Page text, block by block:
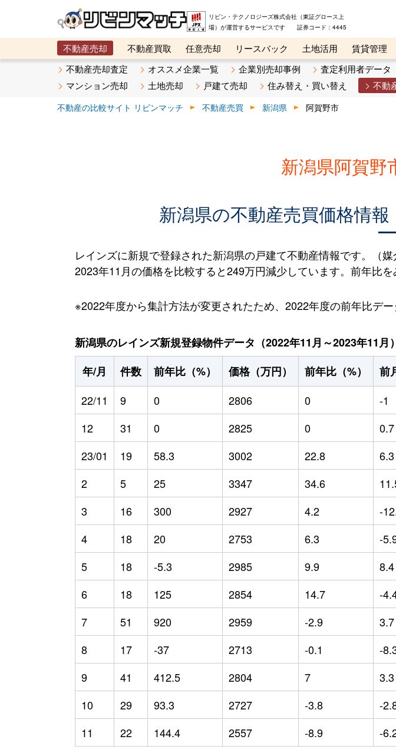
リビン・テクノロジーズ株式会社（東証グロース上
場）が運営するサービスです 証券コード：4445
不動産売却 不動産買取 任意売却 リースバック 土地活用 賃貸管理
メタ住宅展示場
ベスト不動産カンパニー オンライン講座 リビンマガジンBiz
不動産売却査定 オススメ企業一覧 企業別売却事例 査定利用者データ
マンション売却
土地売却 戸建て売却 住み替え・買い替え 不動
不動産の比較サイト リビンマッチ 不動産売買 新潟県 阿賀野市
新潟県阿賀野
新潟県の不動産売買価格情報
レインズに新規で登録された新潟県の戸建て不動産情報です。（
2023年11月の価格を比較すると249万円減少しています。前年比を
※2022年度から集計方法が変更されたため、2022年度の前年比デー
新潟県のレインズ新規登録物件データ（2022年11月～2023年11月）
年/月
件数 前年比（%） 価格（万円） 前年比（%） 前
22/11
9 0 2806 0 -1
12
31 0 2825 0 0.7
23/01
19 58.3 3002 22.8 6.3
2
5 25 3347 34.6
3
16 300 2927 4.2 -
4
18 20 2753 6.3 -
5
18 -5.3 2985 9.9 8.4
6
18 125 2854 14.7 -
7
51 920 2959 -2.9 3.7
8
17 -37 2713 -0.1 -
9
41 412.5 2804 7 3.3
10
29 93.3 2727 -3.8 -
11
22 144.4 2557 -8.9 -